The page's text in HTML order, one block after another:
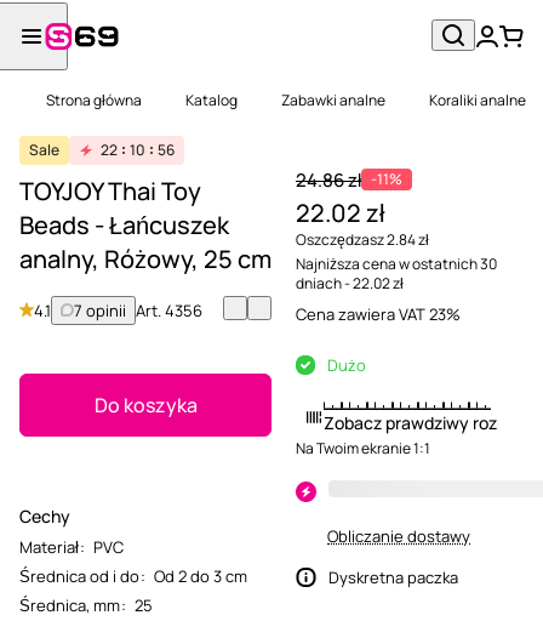
Strona główna Katalog Zabawki analne Koraliki analne
Sale 22 10 56
TOYJOY Thai Toy
Beads - Łańcuszek
analny, Różowy, 25 cm
4.1 7 opinii Art.4356
Do koszyka
Cechy
Materiał: PVC
Średnica od i do: Od 2 do 3 cm
Średnica, mm: 25
24.86 zł -11%
22.02 zł
Oszczędzasz 2.84 zł
Najniższa cena w ostatnich 30
dniach - 22.02 zł
Cena zawiera VAT 23%
Dużo
Zobacz prawdziwy rozmiar
Na Twoim ekranie 1:1
Obliczanie dostawy
Dyskretna paczka